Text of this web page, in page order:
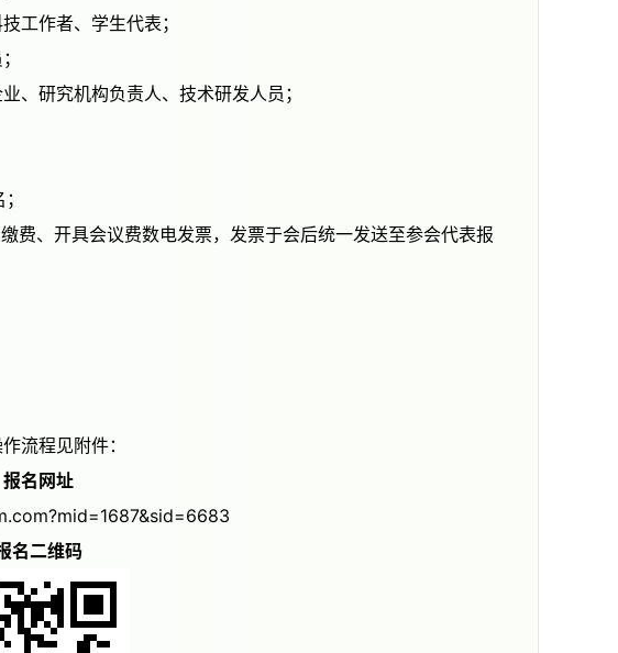
技工作者、学生代表；
业、研究机构负责人、技术研发人员；
流程见附件：
报名网址
报名二维码